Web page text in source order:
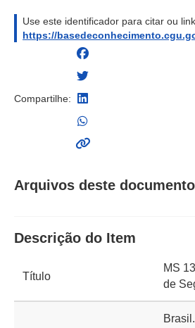
Use este identificador para citar ou
https://
Compartilhe:
Arquivos deste documento
Descrição do Item
Título
MS
de